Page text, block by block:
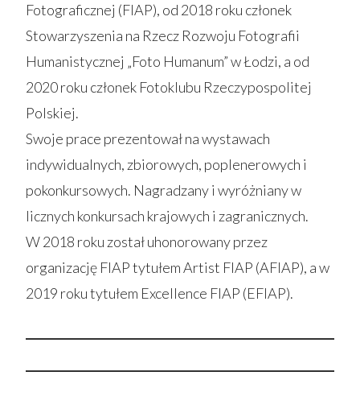
Fotograficznej (FIAP), od 2018 roku członek
Stowarzyszenia na Rzecz Rozwoju Fotografii
Humanistycznej „Foto Humanum” w Łodzi, a od
2020 roku członek Fotoklubu Rzeczypospolitej
Polskiej.
Swoje prace prezentował na wystawach
indywidualnych, zbiorowych, poplenerowych i
pokonkursowych. Nagradzany i wyróżniany w
licznych konkursach krajowych i zagranicznych.
W 2018 roku został uhonorowany przez
organizację FIAP tytułem Artist FIAP (AFIAP), a w
2019 roku tytułem Excellence FIAP (EFIAP).